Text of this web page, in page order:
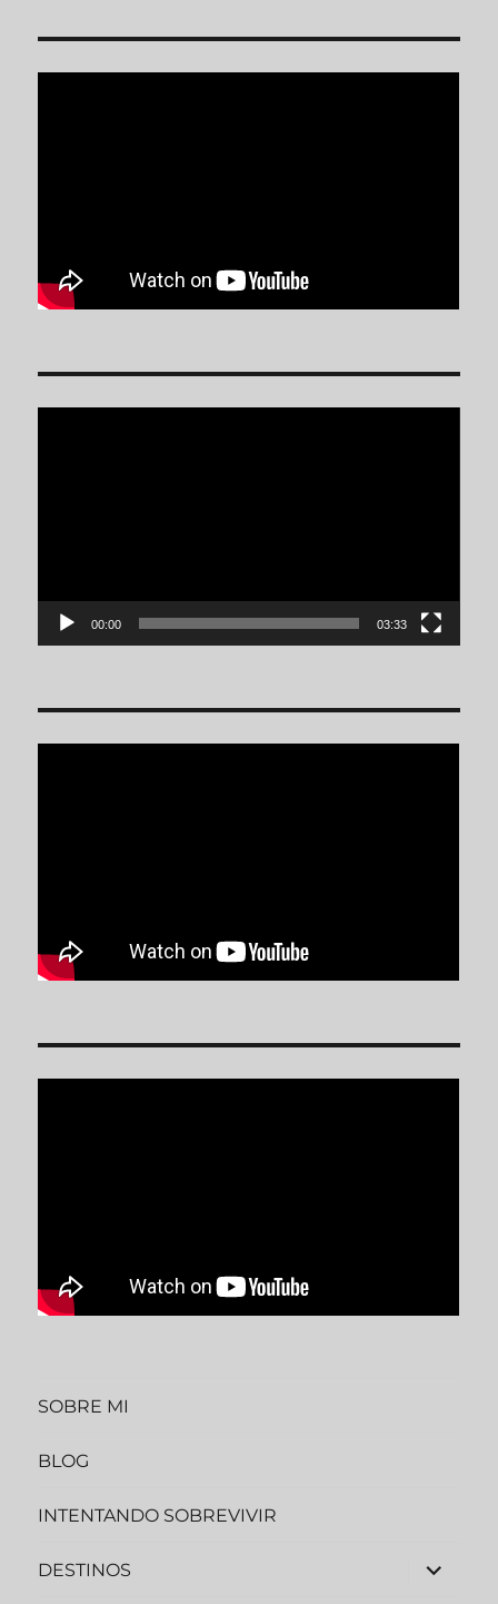
00:00 03:33
SOBRE MI
BLOG
INTENTANDO SOBREVIVIR
DESTINOS